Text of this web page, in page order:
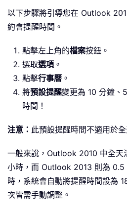
以下步驟將引導您在 Outlook
約會提醒時間。
點擊左上角的檔案按鈕。
選取選項 。
點擊行事曆 。
將預設提醒變更為 10 分鐘、
時間！
注意： 此預設提醒時間不適用於全
一般來說，Outlook 2010 中全天
小時，而 Outlook 2013 則為 0.5
時，系統會自動將提醒時間設為
次皆需手動調整。